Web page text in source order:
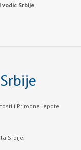
Srbije
i Prirodne lepote
Srbije.